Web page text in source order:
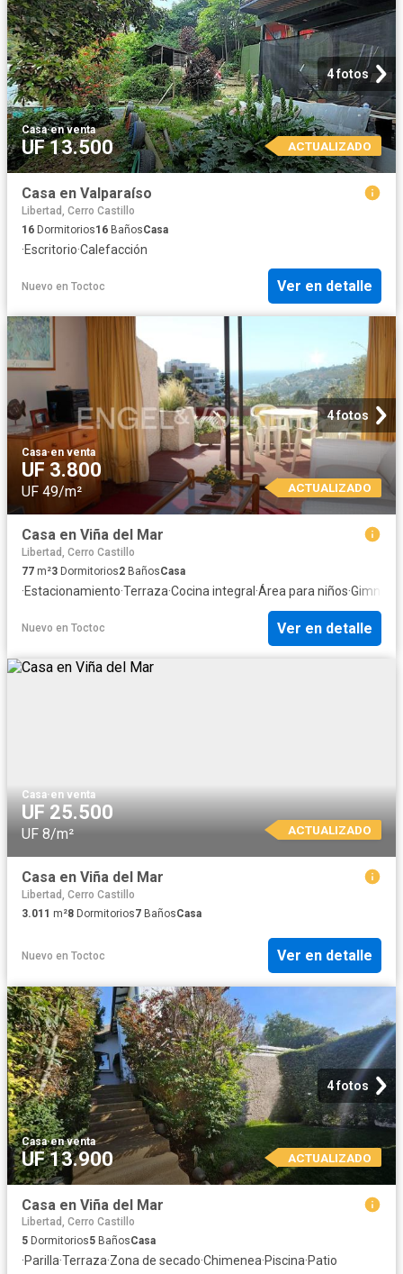
4 fotos
Casa·en venta
UF 13.500 ACTUALIZADO
Casa en Valparaíso
Libertad, Cerro Castillo
16 Dormitorios16 BañosCasa
·Escritorio·Calefacción
Nuevo en Toctoc Ver en detalle
4 fotos
Casa·en venta
UF 3.800
UF 49/m² ACTUALIZADO
Casa en Viña del Mar
Libertad, Cerro Castillo
77 m²3 Dormitorios2 BañosCasa
·Estacionamiento·Terraza·Cocina integral ·Área para niños·Gimnasio
Nuevo en Toctoc Ver en detalle
Casa·en venta
UF 25.500
UF 8/m² ACTUALIZADO
Casa en Viña del Mar
Libertad, Cerro Castillo
3.011 m²8 Dormitorios7 BañosCasa
Nuevo en Toctoc Ver en detalle
4 fotos
Casa·en venta
UF 13.900 ACTUALIZADO
Casa en Viña del Mar
Libertad, Cerro Castillo
5 Dormitorios5 BañosCasa
·Parilla·Terraza·Zona de secado·Chimenea·Piscina·Patio